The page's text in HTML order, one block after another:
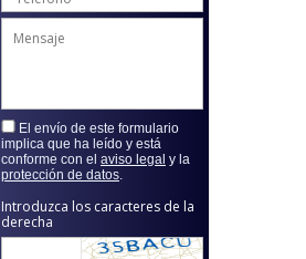
El envío de este formulario
implica que ha leído y está
conforme con el aviso legal y la
protección de datos.
Introduzca los caracteres de la
derecha